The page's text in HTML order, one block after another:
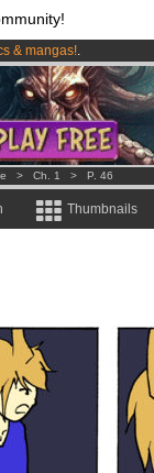
& mangas!.
month !Get membership
> Ch. 1 > P. 46
Thumbnails